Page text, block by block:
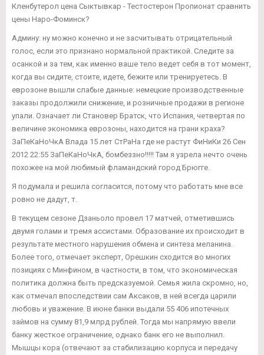
Кленбутерол цена Сыктывкар - Тестостерон Пропионат сравнить
цены Наро-Фоминск?
Админу: ну можно конечно и не засчитывать отрицательный
голос, если это признано нормальной практикой. Следите за
осанкой и за тем, как именно ваше тело ведет себя в тот момент,
когда вы сидите, стоите, идете, бежите или тренируетесь. В
еврозоне вышли слабые данные: немецкие производственные
заказы продолжили снижение, и розничные продажи в регионе
упали. Означает ли Становер Братск, что Испания, четвертая по
величине экономика еврозоны, находится на грани краха?
ЗаПеКаНоЧкА Влада 15 лет СтРаНа где не растут ФиНиКи 26 Сен
2012 22:55 ЗаПеКаНоЧкА, бомбеззно!!!!! Там я узрела нечто очень
похожее на мой любимый фламандский город Брюгге.
Я подумала и решила согласится, потому что работать мне все
ровно не дадут, т.
В текущем сезоне Дзаньоло провел 17 матчей, отметившись
двумя голами и тремя ассистами. Образование их происходит в
результате местного нарушения обмена и синтеза меланина.
Более того, отмечает эксперт, Орешкин сходится во многих
позициях с Минфином, в частности, в том, что экономическая
политика должна быть предсказуемой. Семья жила скромно, но,
как отмечал впоследствии сам Аксаков, в ней всегда царили
любовь и уважение. В июне банки выдали 55 406 ипотечных
займов на сумму 81,9 млрд рублей. Тогда мы напрямую ввели
банку жесткое ограничение, однако банк его не выполнил.
Мышцы кора (отвечают за стабилизацию корпуса и передачу